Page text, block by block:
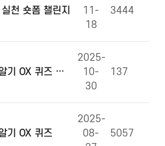
천 숏폼 챌린지
11-
18
3444
자기혈관 숫자알기 OX 퀴즈 당첨자 발표
2025-
10-
30
137
기 OX 퀴즈
2025-
08-
5057